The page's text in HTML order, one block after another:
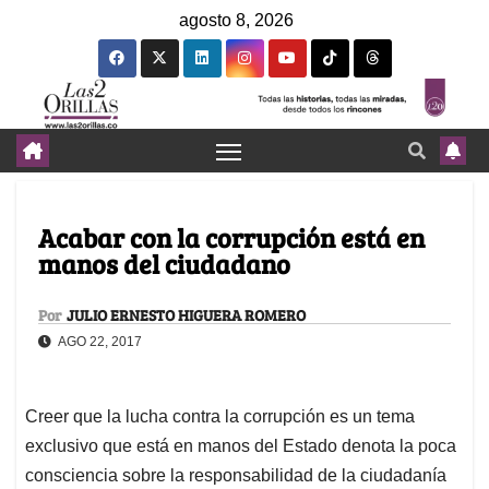
agosto 8, 2026
Acabar con la corrupción está en
manos del ciudadano
Por JULIO ERNESTO HIGUERA ROMERO
AGO 22, 2017
Creer que la lucha contra la corrupción es un tema
exclusivo que está en manos del Estado denota la poca
consciencia sobre la responsabilidad de la ciudadanía